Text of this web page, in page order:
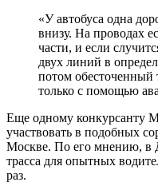
«У автобуса одна
внизу. На проводах
части, и если
двух линий в
потом обесточенный
только с помощью
Еще одному конкурсанту
участвовать в подобных
Москве. По его мнению, в
трасса для опытных
раз.